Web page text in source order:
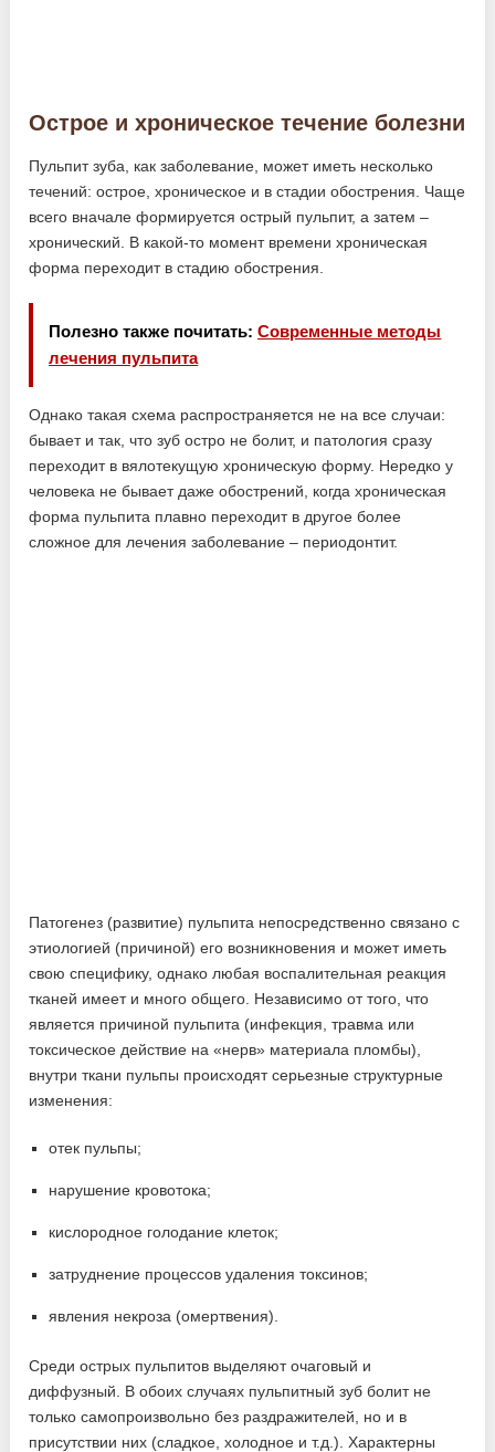
Острое и хроническое течение болезни
Пульпит зуба, как заболевание, может иметь несколько
течений: острое, хроническое и в стадии обострения. Чаще
всего вначале формируется острый пульпит, а затем –
хронический. В какой-то момент времени хроническая
форма переходит в стадию обострения.
Полезно также почитать:Современные методы
лечения пульпита
Однако такая схема распространяется не на все случаи:
бывает и так, что зуб остро не болит, и патология сразу
переходит в вялотекущую хроническую форму. Нередко у
человека не бывает даже обострений, когда хроническая
форма пульпита плавно переходит в другое более
сложное для лечения заболевание – периодонтит.
Патогенез (развитие) пульпита непосредственно связано с
этиологией (причиной) его возникновения и может иметь
свою специфику, однако любая воспалительная реакция
тканей имеет и много общего. Независимо от того, что
является причиной пульпита (инфекция, травма или
токсическое действие на «нерв» материала пломбы),
внутри ткани пульпы происходят серьезные структурные
изменения:
отек пульпы;
нарушение кровотока;
кислородное голодание клеток;
затруднение процессов удаления токсинов;
явления некроза (омертвения).
Среди острых пульпитов выделяют очаговый и
диффузный. В обоих случаях пульпитный зуб болит не
только самопроизвольно без раздражителей, но и в
присутствии них (сладкое, холодное и т.д.). Характерны